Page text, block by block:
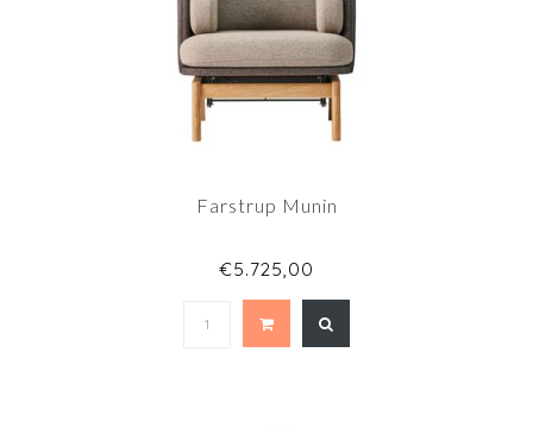
Farstrup Munin
€5.725,00